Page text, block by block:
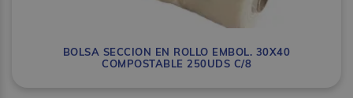
BOLSA SECCION EN ROLLO EMBOL. 30X40
COMPOSTABLE 250UDS C/8